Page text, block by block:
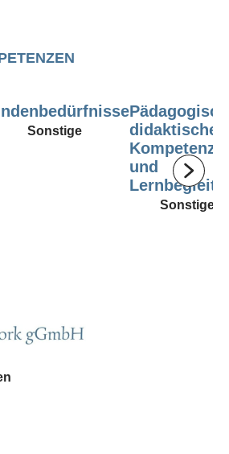
Sonstige
didaktische
Kompetenz
und
Sonstige